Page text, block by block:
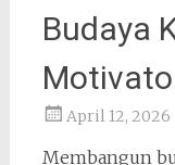
Budaya
April 12, 2026
Membangun